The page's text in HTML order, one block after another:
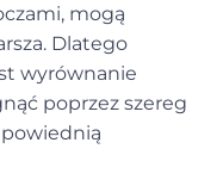
mogą
Dlatego
wyrównanie
poprzez szereg